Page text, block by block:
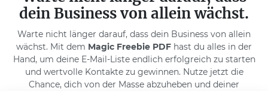
dein Business von allein wächst.
Warte nicht länger darauf, dass dein Business von allein
wächst. Mit dem Magic Freebie PDF hast du alles in der
Hand, um deine E-Mail-Liste endlich erfolgreich zu starten
und wertvolle Kontakte zu gewinnen. Nutze jetzt die
Chance, dich von der Masse abzuheben und deiner